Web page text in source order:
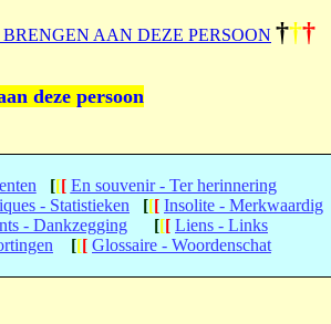
AAN DEZE PERSOON †††
deze persoon
[[[ En souvenir - Ter herinnering
- Statistieken [[[ Insolite - Merkwaardig
- Dankzegging [[[ Liens - Links
[[[ Glossaire - Woordenschat